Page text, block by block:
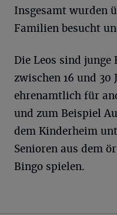
Insgesamt wurden
Familien besucht
Die Leos sind junge
zwischen 16 und 30
ehrenamtlich für
und zum Beispiel
dem Kinderheim
Senioren aus dem
Bingo spielen.